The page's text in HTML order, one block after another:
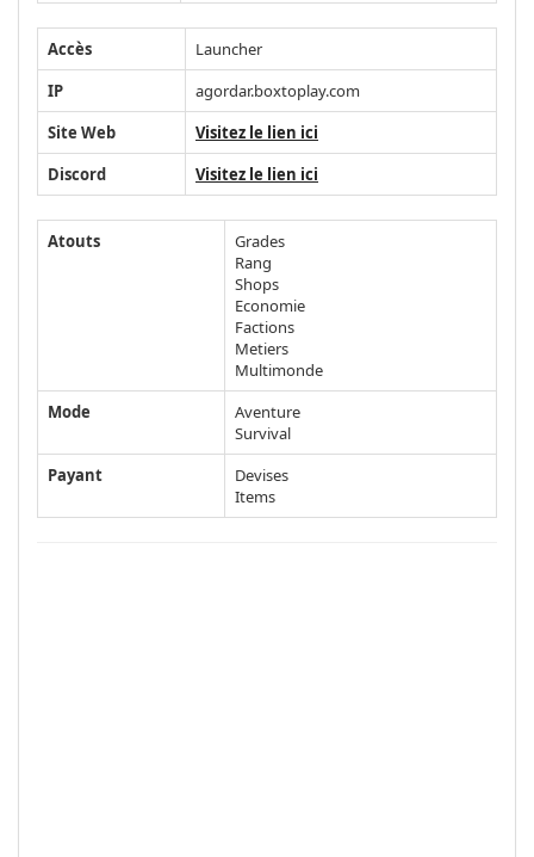
Accès
Launcher
IP
agordar.boxtoplay.com
Site Web
Visitez le lien ici
Discord
Visitez le lien ici
Atouts
Grades
Rang
Shops
Economie
Factions
Metiers
Multimonde
Mode
Aventure
Survival
Payant
Devises
Items